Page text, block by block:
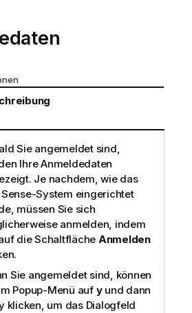
Sie angemeldet sind,
Ihre Anmeldedaten
Je nachdem, wie das
-System eingerichtet
müssen Sie sich
anmelden, indem
die Schaltfläche Anmelden
Sie angemeldet sind, können
Popup-Menü auf yund dann
klicken, um das Dialogfeld